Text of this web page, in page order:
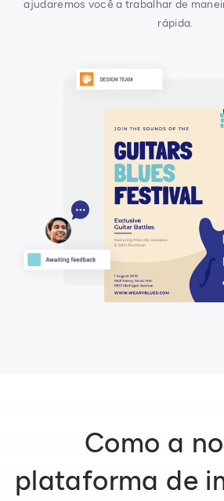
ajudaremos você a trabalhar de
rápida.
Como a
plataforma de